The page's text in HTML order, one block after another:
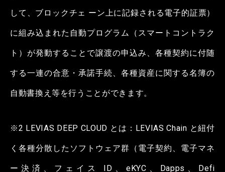
して、ブロックチェ ーン上に記録される電子的証票）
に組み込まれた自動プログラム（スマートコントラク
ト）が発動することで譲渡の申込み、各種契約に付随
する一連の合意・承諾手続、各種資産に関する名簿の
自動書換え等を行うことができます。
※2 LEVIAS DEEP CLOUD とは：LEVIAS Chain と紐付
く各種分散したソフトウェア群（電子契約、電子マネ
ー決済、フェイス ID、eKYC、Dapps、Defi